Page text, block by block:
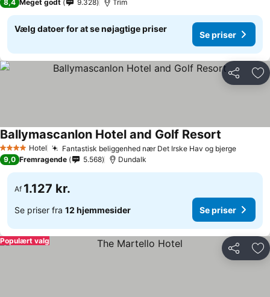
8,4 Meget godt 9.328 Trim
Vælg datoer for at se nøjagtige priser
Se priser
Del
4 StjernerHotel Fantastisk beliggenhed nær Det Irske Hav og bjerge
Ballymascanlon Hotel and Golf Resort
9,0 Fremragende 5.568 Dundalk
Af 1.127 kr.
Se priser fra 12 hjemmesider Se priser
Del
Populært valg